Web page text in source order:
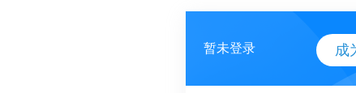
暂未登录 成